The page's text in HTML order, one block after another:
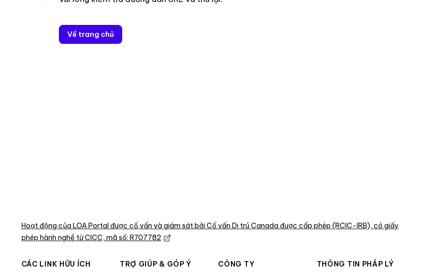
Về trang chủ
Hoạt động của LOA Portal được cố vấn và giám sát bởi Cố vấn Di trú Canada được cấp phép (RCIC-IRB), có giấy
phép hành nghề từ CICC, mã số: R707782
CÁC LINK HỮU ÍCH TRỢ GIÚP & GÓP Ý CÔNG TY THÔNG TIN PHÁP LÝ